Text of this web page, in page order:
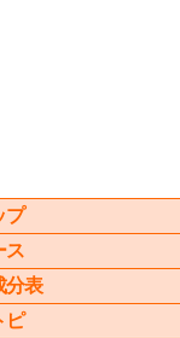
プ
ス
分表
ピ